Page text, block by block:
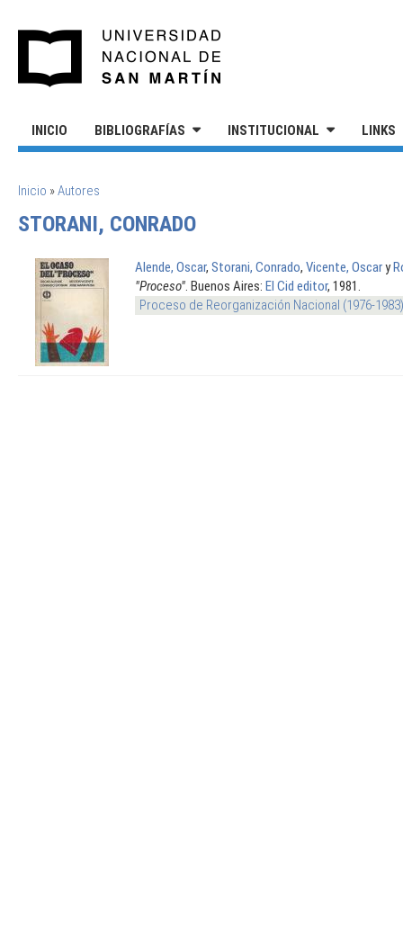
INICIO BIBLIOGRAFÍAS INSTITUCIONAL LINKS
SE ENCUENTRA USTED AQUÍ
Inicio »Autores
STORANI, CONRADO
Alende, Oscar, Storani, Conrado, Vicente, Oscary
"Proceso" . Buenos Aires: El Cid editor, 1981.
Proceso de Reorganización Nacional (1976-1983)